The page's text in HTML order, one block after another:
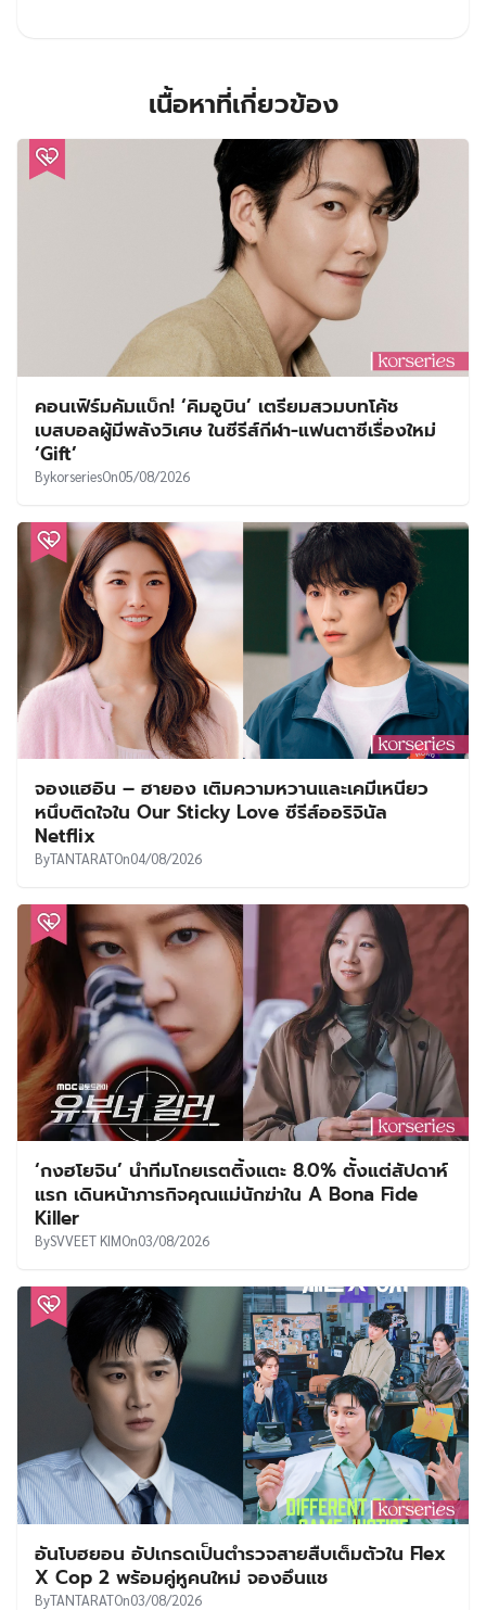
เนื้อหาที่เกี่ยวข้อง
คอนเฟิร์มคัมแบ็ก! ‘คิมอูบิน’ เตรียมสวมบทโค้ช
เบสบอลผู้มีพลังวิเศษ ในซีรีส์กีฬา-แฟนตาซีเรื่องใหม่
‘Gift’
BykorseriesOn05/08/2026
จองแฮอิน – ฮายอง เติมความหวานและเคมีเหนียว
หนึบติดใจใน Our Sticky Love ซีรีส์ออริจินัล
Netflix
ByTANTARATOn04/08/2026
‘กงฮโยจิน’ นำทีมโกยเรตติ้งแตะ 8.0% ตั้งแต่สัปดาห์
แรก เดินหน้าภารกิจคุณแม่นักฆ่าใน A Bona Fide
Killer
BySVVEET KIMOn03/08/2026
อันโบฮยอน อัปเกรดเป็นตำรวจสายสืบเต็มตัวใน Flex
X Cop 2 พร้อมคู่หูคนใหม่ จองอึนแช
ByTANTARATOn03/08/2026